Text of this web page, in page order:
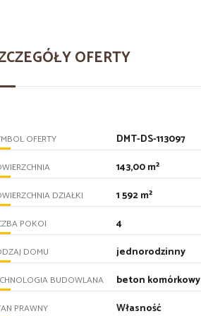
OFERTY
OFERTY DMT-DS-113097
143,00 m²
DZIAŁKI 1 592 m²
POKOI 4
DOMU jednorodzinny
BUDOWLANA beton komórkowy
PRAWNY Własność